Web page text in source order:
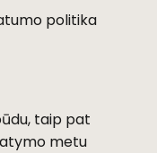
politika
taip pat
metu